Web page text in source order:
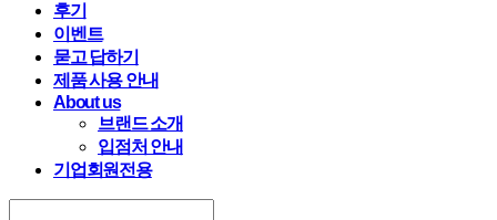
후기
이벤트
묻고 답하기
제품 사용 안내
About us
브랜드 소개
입점처 안내
기업회원전용